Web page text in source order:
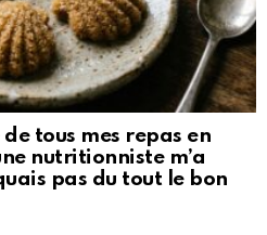
tous mes repas en
nutritionniste m’a
pas du tout le bon